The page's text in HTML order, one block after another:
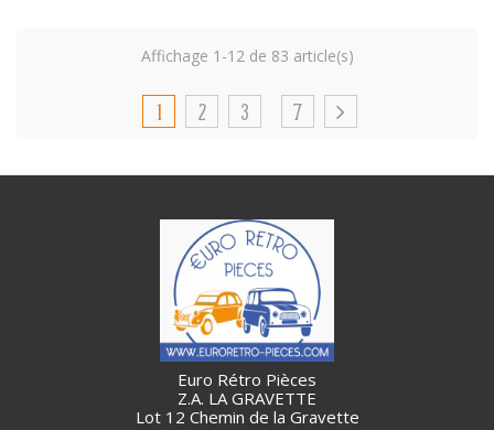
Affichage 1-12 de 83 article(s)
1 2 3 7
Euro Rétro Pièces
Z.A. LA GRAVETTE
Lot 12 Chemin de la Gravette